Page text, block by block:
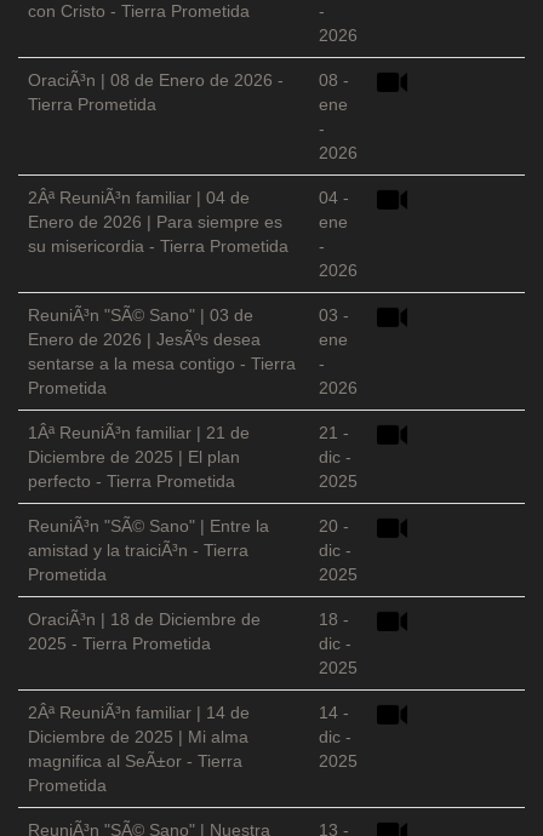
con Cristo - Tierra Prometida
-
2026
OraciÃ³n | 08 de Enero de 2026 -
Tierra Prometida
08 -
ene
-
2026
2Âª ReuniÃ³n familiar | 04 de
Enero de 2026 | Para siempre es
su misericordia - Tierra Prometida
04 -
ene
-
2026
ReuniÃ³n "SÃ© Sano" | 03 de
Enero de 2026 | JesÃºs desea
sentarse a la mesa contigo - Tierra
Prometida
03 -
ene
-
2026
1Âª ReuniÃ³n familiar | 21 de
Diciembre de 2025 | El plan
perfecto - Tierra Prometida
21 -
dic -
2025
ReuniÃ³n "SÃ© Sano" | Entre la
amistad y la traiciÃ³n - Tierra
Prometida
20 -
dic -
2025
OraciÃ³n | 18 de Diciembre de
2025 - Tierra Prometida
18 -
dic -
2025
2Âª ReuniÃ³n familiar | 14 de
Diciembre de 2025 | Mi alma
magnifica al SeÃ±or - Tierra
Prometida
14 -
dic -
2025
ReuniÃ³n "SÃ© Sano" | Nuestra
13 -